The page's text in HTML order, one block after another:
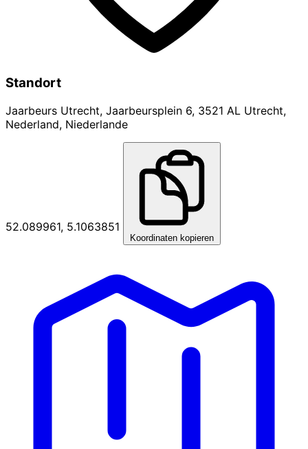
Standort
Jaarbeurs Utrecht, Jaarbeursplein 6, 3521 AL Utrecht,
Nederland, Niederlande
52.089961, 5.1063851
Koordinaten kopieren